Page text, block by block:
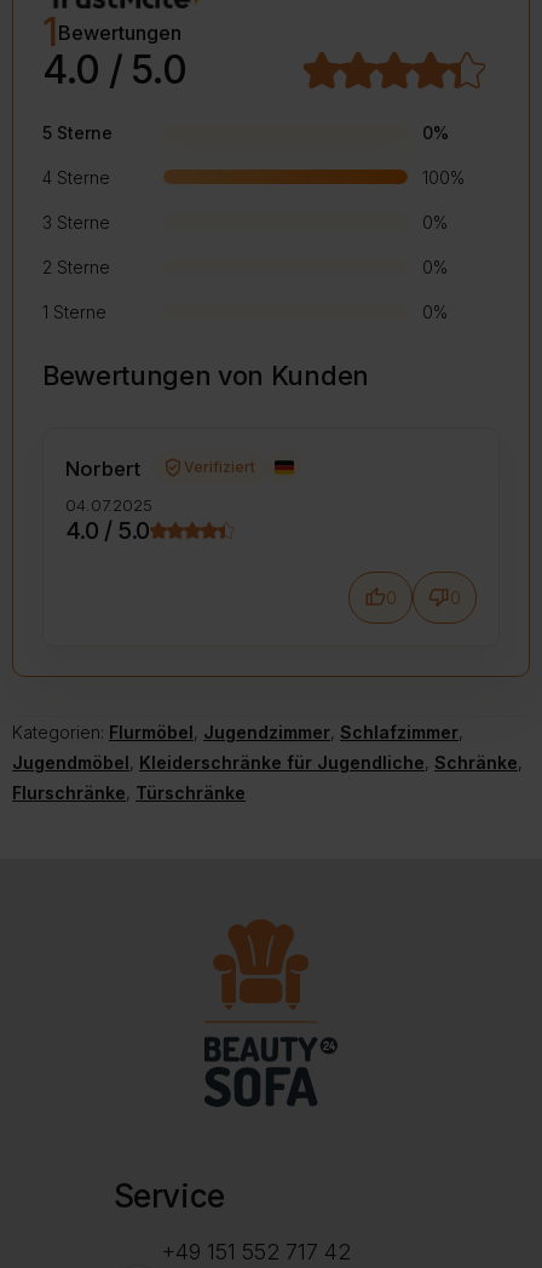
1Bewertungen
4.0 / 5.0
5 Sterne 0%
4 Sterne 100%
3 Sterne 0%
2 Sterne 0%
1 Sterne 0%
Bewertungen von Kunden
Norbert
04.07.2025
verified_user Verifiziert
4.0 / 5.0
thumb_up0 thumb_down0
Kategorien: Flurmöbel, Jugendzimmer, Schlafzimmer,
Jugendmöbel, Kleiderschränke für Jugendliche, Schränke,
Flurschränke, Türschränke
Service
+49 151 552 717 42